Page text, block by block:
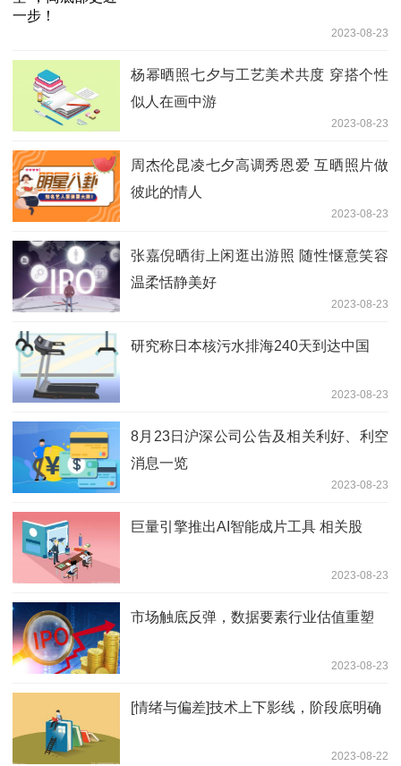
2023-08-23
杨幂晒照七夕与工艺美术共度 穿搭个性
似人在画中游
2023-08-23
周杰伦昆凌七夕高调秀恩爱 互晒照片做
彼此的情人
2023-08-23
张嘉倪晒街上闲逛出游照 随性惬意笑容
温柔恬静美好
2023-08-23
研究称日本核污水排海240天到达中国
2023-08-23
8月23日沪深公司公告及相关利好、利空
消息一览
2023-08-23
巨量引擎推出AI智能成片工具 相关股
2023-08-23
市场触底反弹，数据要素行业估值重塑
2023-08-23
[情绪与偏差]技术上下影线，阶段底明确
2023-08-22